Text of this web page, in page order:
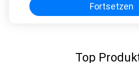
Fortsetzen
Top